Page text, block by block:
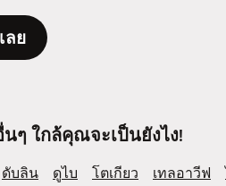
ลย
ๆ ใกล้คุณจะเป็นยังไง!
ดับลิน ดูไบ โตเกียว เทลอาวีฟ